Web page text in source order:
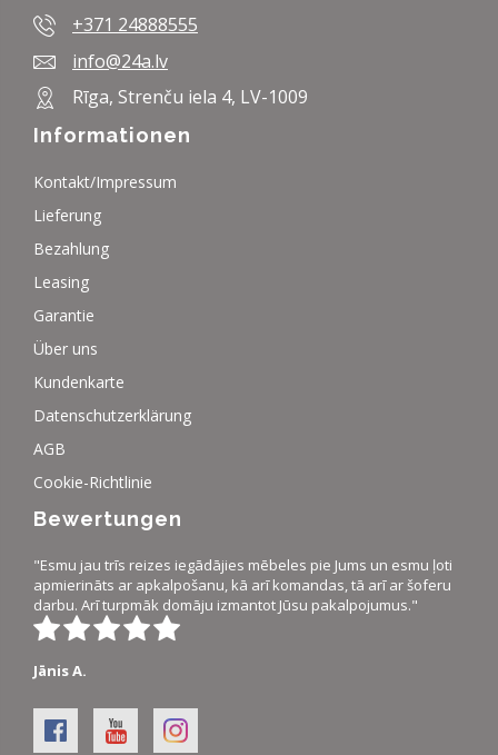
+371 24888555
info@24a.lv
Rīga, Strenču iela 4, LV-1009
Informationen
Kontakt/Impressum
Lieferung
Bezahlung
Leasing
Garantie
Über uns
Kundenkarte
Datenschutzerklärung
AGB
Cookie-Richtlinie
Bewertungen
"Esmu jau trīs reizes iegādājies mēbeles pie Jums un esmu ļoti
apmierināts ar apkalpošanu, kā arī komandas, tā arī ar šoferu
darbu. Arī turpmāk domāju izmantot Jūsu pakalpojumus."
Jānis A.